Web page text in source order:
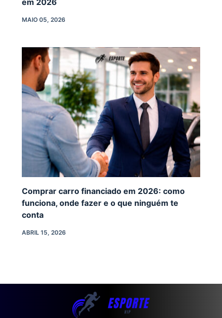
MAIO 05, 2026
Comprar carro financiado em 2026: como
funciona, onde fazer e o que ninguém te
conta
ABRIL 15, 2026